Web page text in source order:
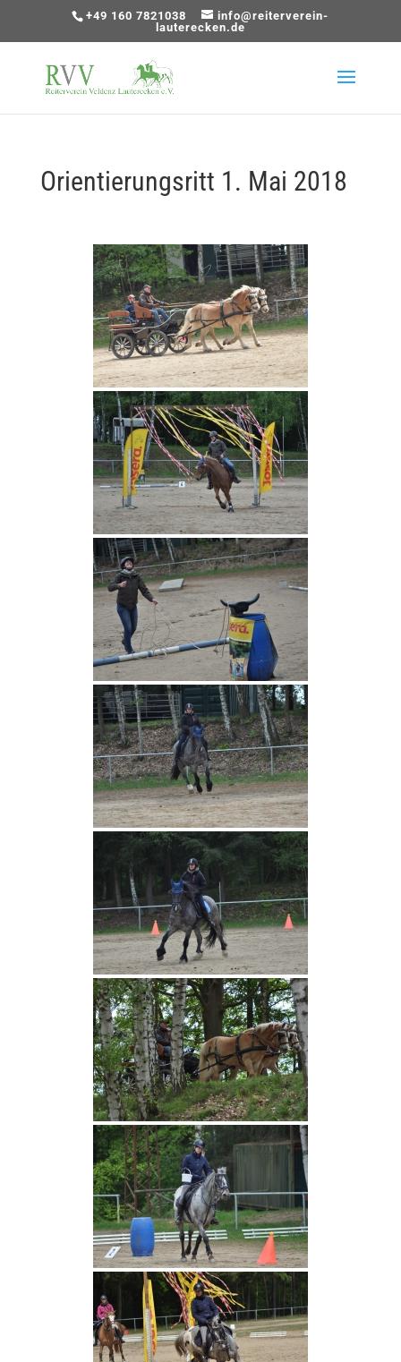
+49 160 7821038
info@reiterverein-
lauterecken.de
Orientierungsritt 1. Mai 2018